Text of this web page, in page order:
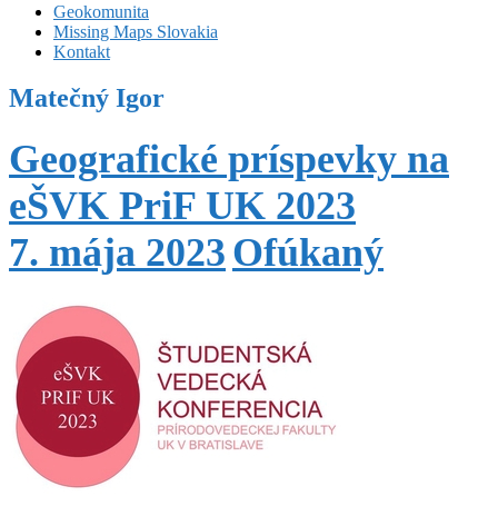
Geokomunita
Missing Maps Slovakia
Kontakt
Matečný Igor
Geografické príspevky na
eŠVK PriF UK 2023
7. mája 2023 Ofúkaný